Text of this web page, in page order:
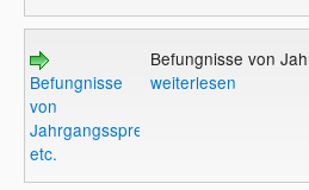
Befungnisse
von
Jahrgangssprechern
etc.
Befungnisse von
weiterlesen